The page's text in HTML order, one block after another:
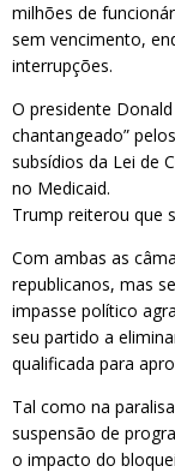
milhões de
sem vencimento,
interrupções.
O presidente
chantangeado”
subsídios da Lei de
no Medicaid.
Trump reiterou que
Com ambas as
republicanos, mas
impasse político
seu partido a
qualificada para
Tal como na
suspensão de
o impacto do